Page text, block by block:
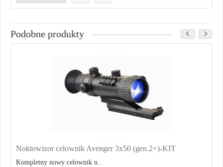
Podobne produkty
Noktowizor celownik Avenger 3x50 (gen.2+)-KIT
Kompletny nowy celownik n..